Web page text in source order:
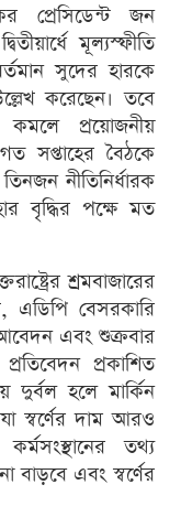
প্রেসিডেন্ট জন
মূল্যস্ফীতি
সুদের হারকে
করেছেন। তবে
কমলে প্রয়োজনীয়
সপ্তাহের বৈঠকে
নীতিনির্ধারক
বৃদ্ধির পক্ষে মত
শ্রমবাজারের
এডিপি বেসরকারি
আবেদন এবং শুক্রবার
প্রকাশিত
দুর্বল হলে মার্কিন
স্বর্ণের দাম আরও
তথ্য
বাড়বে এবং স্বর্ণের